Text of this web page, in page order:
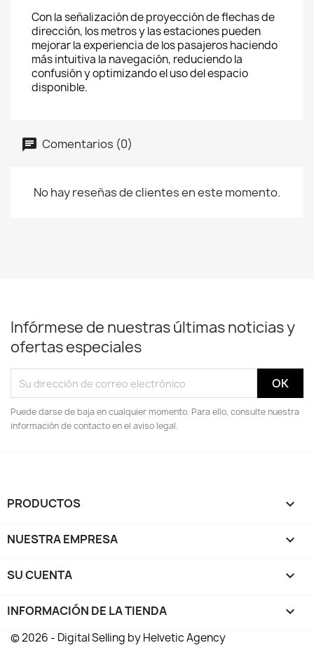
Con la señalización de proyección de flechas de
dirección, los metros y las estaciones pueden
mejorar la experiencia de los pasajeros haciendo
más intuitiva la navegación, reduciendo la
confusión y optimizando el uso del espacio
disponible.
Comentarios (0)
No hay reseñas de clientes en este momento.
Infórmese de nuestras últimas noticias y
ofertas especiales
Puede darse de baja en cualquier momento. Para ello, consulte nuestra
información de contacto en el aviso legal.
PRODUCTOS 
NUESTRA EMPRESA 
SU CUENTA 
INFORMACIÓN DE LA TIENDA keyboard_arrow_down
© 2026 - Digital Selling by Helvetic Agency